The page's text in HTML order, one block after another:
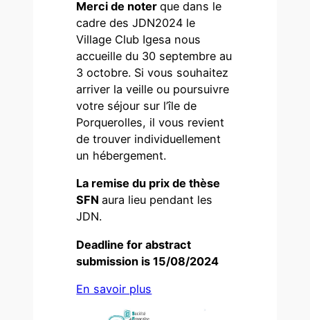
Merci de noterque dans le
cadre des JDN2024 le
Village Club Igesa nous
accueille du 30 septembre au
3 octobre. Si vous souhaitez
arriver la veille ou poursuivre
votre séjour sur l’île de
Porquerolles, il vous revient
de trouver individuellement
un hébergement.
La remise du prix de thèse
SFNaura lieu pendant les
JDN.
Deadline for abstract
submission is 15/08/2024
En savoir plus